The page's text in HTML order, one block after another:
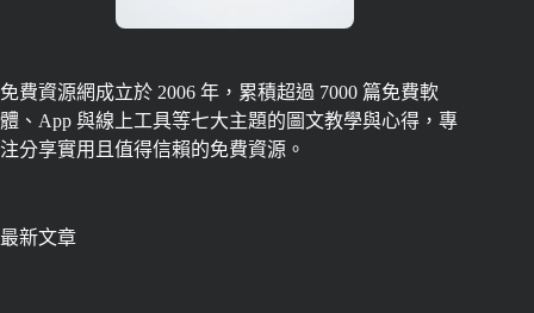
免費資源網成立於 2006 年，累積超過 7000 篇免費軟
體、App 與線上工具等七大主題的圖文教學與心得，專
注分享實用且值得信賴的免費資源。
最新文章